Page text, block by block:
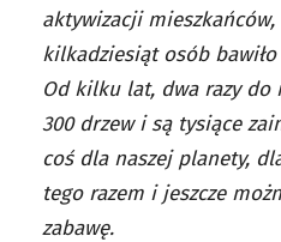
aktywizacji
kilkadziesiąt osób
Od kilku lat, dwa razy
300 drzew i są tysiące
coś dla naszej planety,
tego razem i jeszcze
zabawę.